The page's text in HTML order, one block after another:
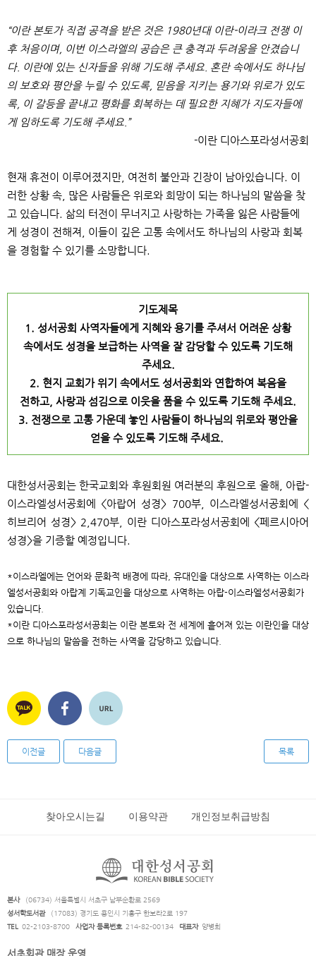
“이란 본토가 직접 공격을 받은 것은 1980년대 이란-이라크 전쟁 이
후 처음이며, 이번 이스라엘의 공습은 큰 충격과 두려움을 안겼습니
다. 이란에 있는 신자들을 위해 기도해 주세요 혼란 속에서도 하나님
의 보호와 평안을 누릴 수 있도록,
믿음을 지키는 용기와 위로가 있도
록, 이 갈등을 끝내고 평화를 회복하는 데 필요한 지혜가 지도자들에
게 임하도록 기도해 주세요 .”
-이란 디아스포라성서공회
현재 휴전이 이루어졌지만 여전히 불안과 긴장이 남아있습니다
이
러한 상황 속
많은 사람들은 위로와 희망이 되는 하나님의 말씀을 찾
고 있습니다
삶의 터전이 무너지고 사랑하는 가족을 잃은 사람들에
게 성경이 전해져
이들이 깊은 고통 속에서도 하나님의 사랑과 회복
을 경험할 수 있기를 소망합니다
기도제목
1. 성서공회 사역자들에게 지혜와 용기를 주셔서 어려운 상황
속에서도 성경을 보급하는 사역을 잘 감당할 수 있도록 기도해
주세요.
2. 현지 교회가 위기 속에서도 성서공회와 연합하여 복음을
전하고 사랑과 섬김으로 이웃을 품을 수 있도록 기도해 주세요.
3. 전쟁으로 고통 가운데 놓인 사람들이 하나님의 위로와 평안을
얻을 수 있도록 기도해 주세요.
대한성서공회는 한국교회와 후원회원 여러분의 후원으로 올해 아랍-
이스라엘성서공회에 <아랍어 성경> 700부, 이스라엘성서공회에 <
히브리어 성경> 2,470부
이란 디아스포라성서공회에 <페르시아어
성경>을 기증할 예정입니다
*이스라엘에는 언어와 문화적 배경에 따라 유대인을 대상으로 사역하는 이스라
엘성서공회와 아랍계 기독교인을 대상으로 사역하는 아랍-이스라엘성서공회가
있습니다
*이란 디아스포라성서공회는 이란 본토와 전 세계에 흩어져 있는 이란인을 대상
으로 하나님의 말씀을 전하는 사역을 감당하고 있습니다
이전글 다음글 목록
찾아오시는길 이용약관 개인정보취급방침
본사
(06734) 서울특별시 서초구 남부순환로 2569
성서학도서관
(17083) 경기도 용인시 기흥구 한보라2로 197
TEL 02-2103-8700 사업자 등록번호 214-82-00134 대표자 양병희
서초회관 매장 운영